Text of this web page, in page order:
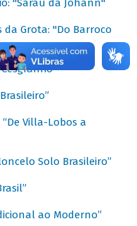
"Sarau da Johann"
da Grota: "Do Barroco
Villa-Lobos a
Solo Brasileiro”
ao Moderno”